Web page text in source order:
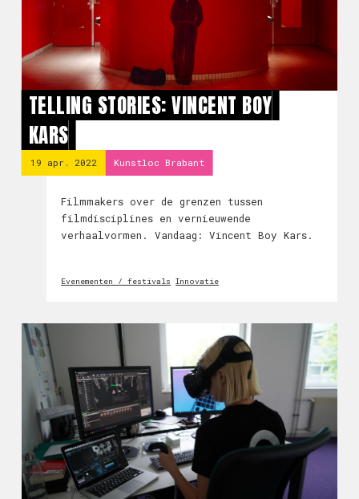
TELLING STORIES: VINCENT BOY
KARS
19 apr. 2022 Kunstloc Brabant
Filmmakers over de grenzen tussen
filmdisciplines en vernieuwende
verhaalvormen. Vandaag: Vincent Boy Kars.
Evenementen / festivals Innovatie